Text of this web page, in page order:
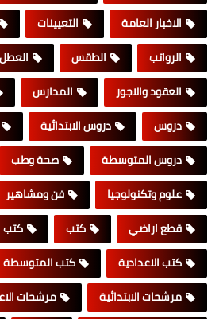
الاخبار العامة
التعيينات
الرواتب
الطقس
العقود والاجور
المدارس
دروس
دروس الابتدائية
دروس المتوسطة
صحة وطب
علوم وتكنولوجيا
فن ومشاهير
قطع اراضي
كتب
كتب
كتب الاعدادية
كتب المتوسطة
مرشحات الابتدائية
مرشحات